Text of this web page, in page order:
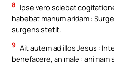
8
Ipse vero sciebat
habebat manum aridam :
surgens stetit.
9 Ait autem ad illos Jesus :
benefacere, an male : animam